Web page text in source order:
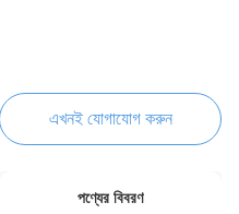
এখনই যোগাযোগ করুন
পণ্যের বিবরণ